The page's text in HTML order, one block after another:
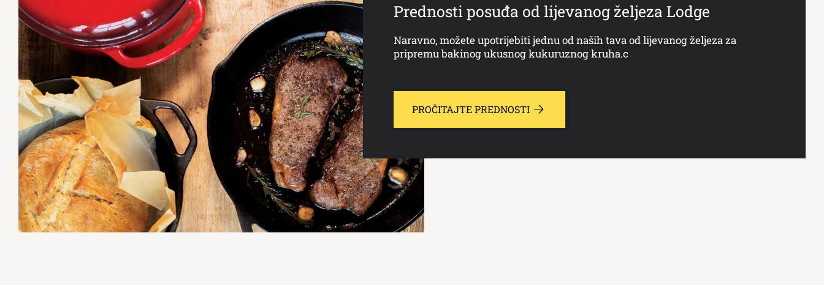
Prednosti posuđa od lijevanog željeza Lodge
Naravno, možete upotrijebiti jednu od naših tava od lijevanog željeza za
pripremu bakinog ukusnog kukuruznog kruha.c
PROČITAJTE PREDNOSTI